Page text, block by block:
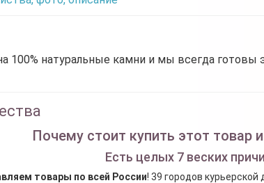
100% натуральные камни и мы всегда
Почему стоит купить этот товар
Есть целых 7 веских
товары по всей России! 39 городов